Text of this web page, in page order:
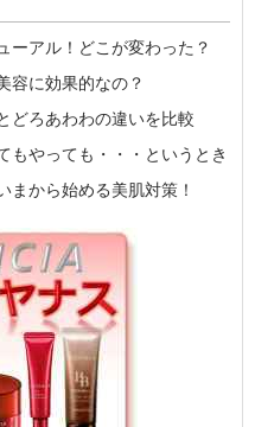
ーアル！どこが変わった？
容に効果的なの？
どろあわわの違いを比較
もやっても・・・というとき
まから始める美肌対策！